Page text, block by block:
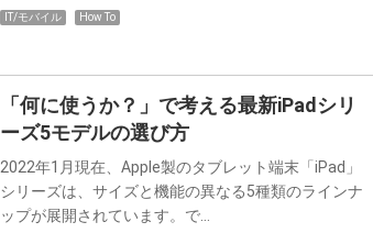
IT/モバイル How To
「何に使うか？」で考える最新iPadシリ
ーズ5モデルの選び方
2022年1月現在、Apple製のタブレット端末「iPad」
シリーズは、サイズと機能の異なる5種類のラインナ
ップが展開されています。で…